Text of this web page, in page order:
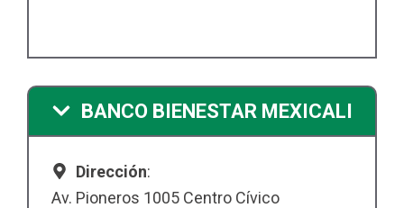
BANCO BIENESTAR MEXICALI
Dirección:
Av. Pioneros 1005 Centro Cívico